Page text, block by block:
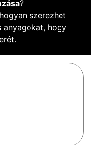
?
szerezhet
anyagokat, hogy